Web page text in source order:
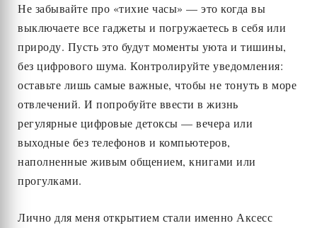
Не забывайте про «тихие часы» — это когда вы
выключаете все гаджеты и погружаетесь в себя или
природу. Пусть это будут моменты уюта и тишины,
без цифрового шума. Контролируйте уведомления:
оставьте лишь самые важные, чтобы не тонуть в море
отвлечений. И попробуйте ввести в жизнь
регулярные цифровые детоксы — вечера или
выходные без телефонов и компьютеров,
наполненные живым общением, книгами или
прогулками.
Лично для меня открытием стали именно Аксесс